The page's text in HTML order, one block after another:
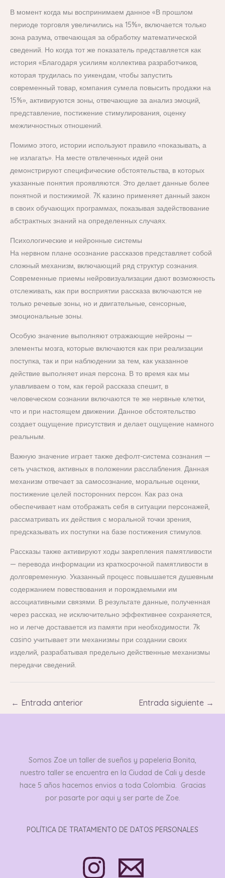
В момент когда мы воспринимаем данное «В прошлом
периоде торговля увеличились на 15%», включается только
зона разума, отвечающая за обработку математической
сведений. Но когда тот же показатель представляется как
история «Благодаря усилиям коллектива разработчиков,
которая трудилась по уикендам, чтобы запустить
современный товар, компания сумела повысить продажи на
15%», активируются зоны, отвечающие за анализ эмоций,
представление, постижение стимулирования, оценку
межличностных отношений.
Помимо этого, истории используют правило «показывать, а
не излагать». На месте отвлеченных идей они
демонстрируют специфические обстоятельства, в которых
указанные понятия проявляются. Это делает данные более
понятной и постижимой. 7К казино применяет данный закон
в своих обучающих программах, показывая задействование
абстрактных знаний на определенных случаях.
Психологические и нейронные системы
На нервном плане осознание рассказов представляет собой
сложный механизм, включающий ряд структур сознания.
Современные приемы нейровизуализации дают возможность
отслеживать, как при восприятии рассказа включаются не
только речевые зоны, но и двигательные, сенсорные,
эмоциональные зоны.
Особую значение выполняют отражающие нейроны —
элементы мозга, которые включаются как при реализации
поступка, так и при наблюдении за тем, как указанное
действие выполняет иная персона. В то время как мы
улавливаем о том, как герой рассказа спешит, в
человеческом сознании включаются те же нервные клетки,
что и при настоящем движении. Данное обстоятельство
создает ощущение присутствия и делает ощущение намного
реальным.
Важную значение играет также дефолт-система сознания —
сеть участков, активных в положении расслабления. Данная
механизм отвечает за самосознание, моральные оценки,
постижение целей посторонних персон. Как раз она
обеспечивает нам отображать себя в ситуации персонажей,
рассматривать их действия с моральной точки зрения,
предсказывать их поступки на базе постижения стимулов.
Рассказы также активируют ходы закрепления памятливости
— перевода информации из краткосрочной памятливости в
долговременную. Указанный процесс повышается душевным
содержанием повествования и порождаемыми им
ассоциативными связями. В результате данные, полученная
через рассказ, не исключительно эффективнее сохраняется,
но и легче доставается из памяти при необходимости. 7k
casino учитывает эти механизмы при создании своих
изделий, разрабатывая предельно действенные механизмы
передачи сведений.
← Entrada anterior Entrada siguiente →
Somos Zoe un taller de sueños y papeleria Bonita,
nuestro taller se encuentra en la Ciudad de Cali y desde
hace 5 años hacemos envios a toda Colombia. Gracias
por pasarte por aqui y ser parte de Zoe.
POLÍTICA DE TRATAMIENTO DE DATOS PERSONALES